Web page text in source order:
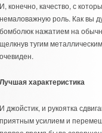
конечно, качество, с
роль. Как вы
нажатием на
тугим
характеристика
джойстик, и рукоятка
усилием и